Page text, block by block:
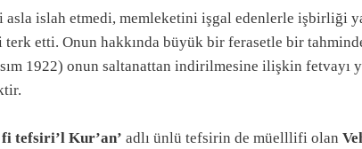
asla islah etmedi, memleketini işgal edenlerle işbirliği
terk etti. Onun hakkında büyük bir ferasetle bir
1922) onun saltanattan indirilmesine ilişkin fetvayı
fi tefsiri’l Kur’an’ adlı ünlü tefsirin de müelllifi olan